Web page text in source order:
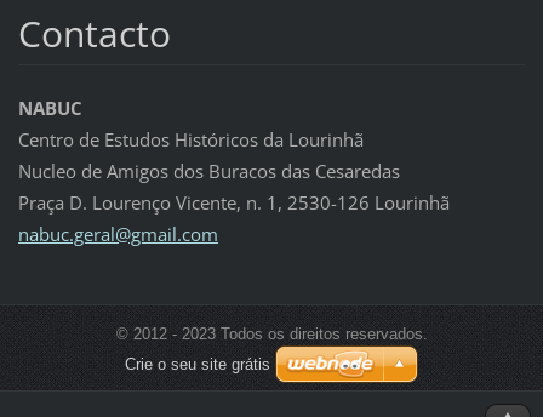
Contacto
NABUC
Centro de Estudos Históricos da Lourinhã
Nucleo de Amigos dos Buracos das Cesaredas
Praça D. Lourenço Vicente, n. 1, 2530-126 Lourinhã
nabuc.geral@gmail.com
© 2012 - 2023 Todos os direitos reservados.
Crie o seu site grátis